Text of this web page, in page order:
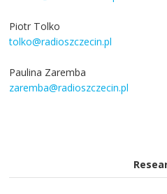
Piotr Tolko
tolko@radioszczecin.pl
Paulina Zaremba
zaremba@radioszczecin.pl